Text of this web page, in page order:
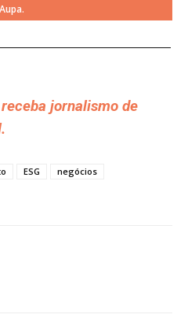
jornalismo de
ESG
negócios